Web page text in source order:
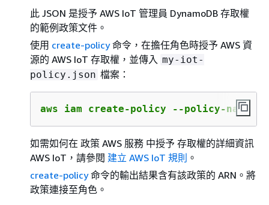
此 JSON 是授予 AWS IoT 管理員 DynamoDB 存取權
的範例政策文件。
使用 create-policy命令，在擔任角色時授予 AWS 資
源的 AWS IoT 存取權，並傳入 my-iot-
policy.json 檔案：
aws iam create-policy --policy-name
如需如何在 政策 AWS 服務 中授予 存取權的詳細資訊
AWS IoT，請參閱 建立 AWS IoT 規則 。
create-policy命令的輸出結果含有該政策的 ARN。將
政策連接至角色。